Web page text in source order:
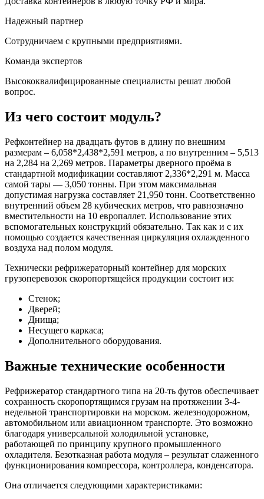
Надежный партнер
Сотрудничаем с крупными предприятиями.
Команда экспертов
Высококвалифицированные специалисты решат любой
вопрос.
Из чего состоит модуль?
Рефконтейнер на двадцать футов в длину по внешним
размерам – 6,058*2,438*2,591 метров, а по внутренним – 5,513
на 2,284 на 2,269 метров. Параметры дверного проёма в
стандартной модификации составляют 2,336*2,291 м. Масса
самой тары — 3,050 тонны. При этом максимальная
допустимая нагрузка составляет 21,950 тонн. Соответственно
внутренний объем 28 кубических метров, что равнозначно
вместительности на 10 европаллет. Использование этих
вспомогательных конструкций обязательно. Так как и с их
помощью создается качественная циркуляция охлажденного
воздуха над полом модуля.
Технически рефрижераторный контейнер для морских
грузоперевозок скоропортящейся продукции состоит из:
Стенок;
Дверей;
Днища;
Несущего каркаса;
Дополнительного оборудования.
Важные технические особенности
Рефрижератор стандартного типа на 20-ть футов обеспечивает
сохранность скоропортящимся грузам на протяжении 3-4-
недельной транспортировки на морском. железнодорожном,
автомобильном или авиационном транспорте. Это возможно
благодаря универсальной холодильной установке,
работающей по принципу крупного промышленного
охладителя. Безотказная работа модуля – результат слаженного
функционирования компрессора, контроллера, конденсатора.
Она отличается следующими характеристиками: